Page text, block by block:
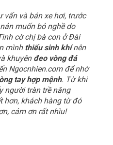
vấn và bán xe hơi, trước
muốn bỏ nghề do
cờ chị bà con ở Đài
mình thiếu sinh khínên
khuyên đeo vòng đá
Ngocnhien.com để nhờ
tay hợp mệnh. Từ khi
người tràn trề năng
hơn, khách hàng từ đó
cảm ơn rất nhìu!